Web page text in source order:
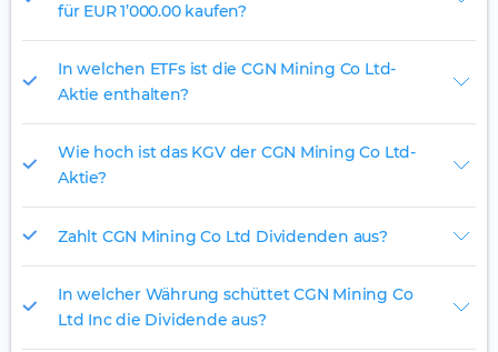
für EUR 1’000.00 kaufen?
In welchen ETFs ist die CGN Mining Co Ltd-
Aktie enthalten?
Wie hoch ist das KGV der CGN Mining Co Ltd-
Aktie?
Zahlt CGN Mining Co Ltd Dividenden aus?
In welcher Währung schüttet CGN Mining Co
Ltd Inc die Dividende aus?